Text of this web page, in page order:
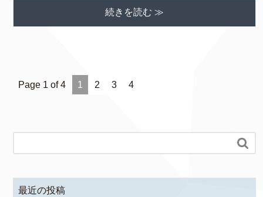
続きを読む ≫
Page 1 of 4 1 2 3 4

最近の投稿